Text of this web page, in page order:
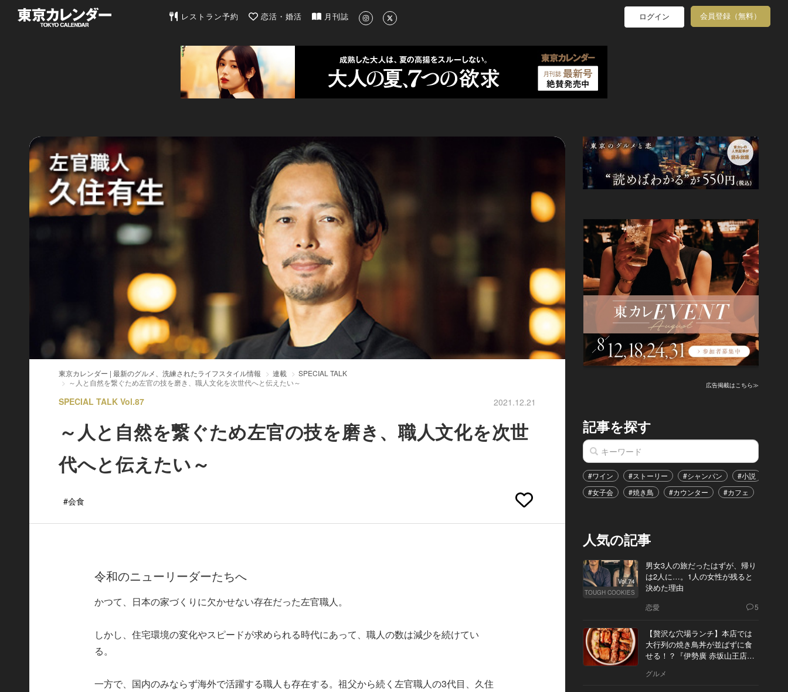
東京カレンダー | 最新のグルメ、洗練されたライフスタイル情報
レストラン予約 恋活・婚活 月刊誌 ログイン 会員登録（無料）
東京カレンダー | 最新のグルメ、洗練されたライフスタイル情報 連載
SPECIAL TALK
～人と自然を繋ぐため左官の技を磨き、職人文化を次世代へと伝えたい～
SPECIAL TALK Vol.87 2021.12.21
～人と自然を繋ぐため左官の技を磨き、職人文化を次世
代へと伝えたい～
#会食
令和のニューリーダーたちへ
かつて、日本の家づくりに欠かせない存在だった左官職人。
しかし、住宅環境の変化やスピードが求められる時代にあって、職人の数は減少を続けてい
る。
一方で、国内のみならず海外で活躍する職人も存在する。祖父から続く左官職人の3代目、久住
広告掲載はこちら≫
記事を探す
#ワイン #ストーリー #シャンパン #小説
#女子会
#焼き鳥 #カウンター #カフェ
人気の記事
Vol.74
TOUGH COOKIES
男女3人の旅だったはずが、帰り
は2人に…。1人の女性が残ると
決めた理由
恋愛 5
【贅沢な穴場ランチ】本店では
大行列の焼き鳥丼が並ばずに食
せる！？『伊勢廣 赤坂山王店』
グルメ